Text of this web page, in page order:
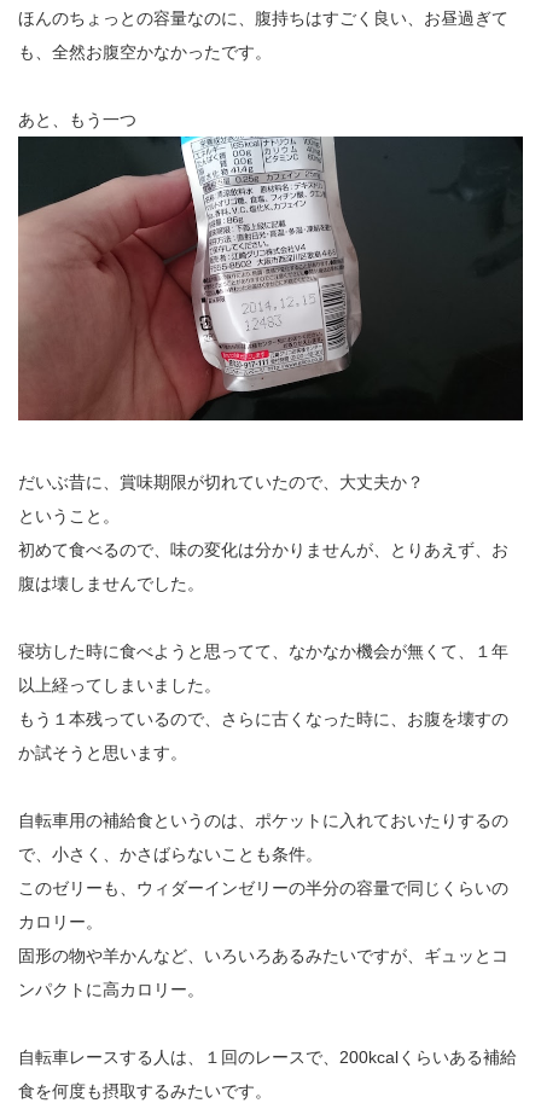
ほんのちょっとの容量なのに、腹持ちはすごく良い、お昼過ぎて
も、全然お腹空かなかったです。
あと、もう一つ
だいぶ昔に、賞味期限が切れていたので、大丈夫か？
ということ。
初めて食べるので、味の変化は分かりませんが、とりあえず、お
腹は壊しませんでした。
寝坊した時に食べようと思ってて、なかなか機会が無くて、１年
以上経ってしまいました。
もう１本残っているので、さらに古くなった時に、お腹を壊すの
か試そうと思います。
自転車用の補給食というのは、ポケットに入れておいたりするの
で、小さく、かさばらないことも条件。
このゼリーも、ウィダーインゼリーの半分の容量で同じくらいの
カロリー。
固形の物や羊かんなど、いろいろあるみたいですが、ギュッとコ
ンパクトに高カロリー。
自転車レースする人は、１回のレースで、200kcalくらいある補給
食を何度も摂取するみたいです。